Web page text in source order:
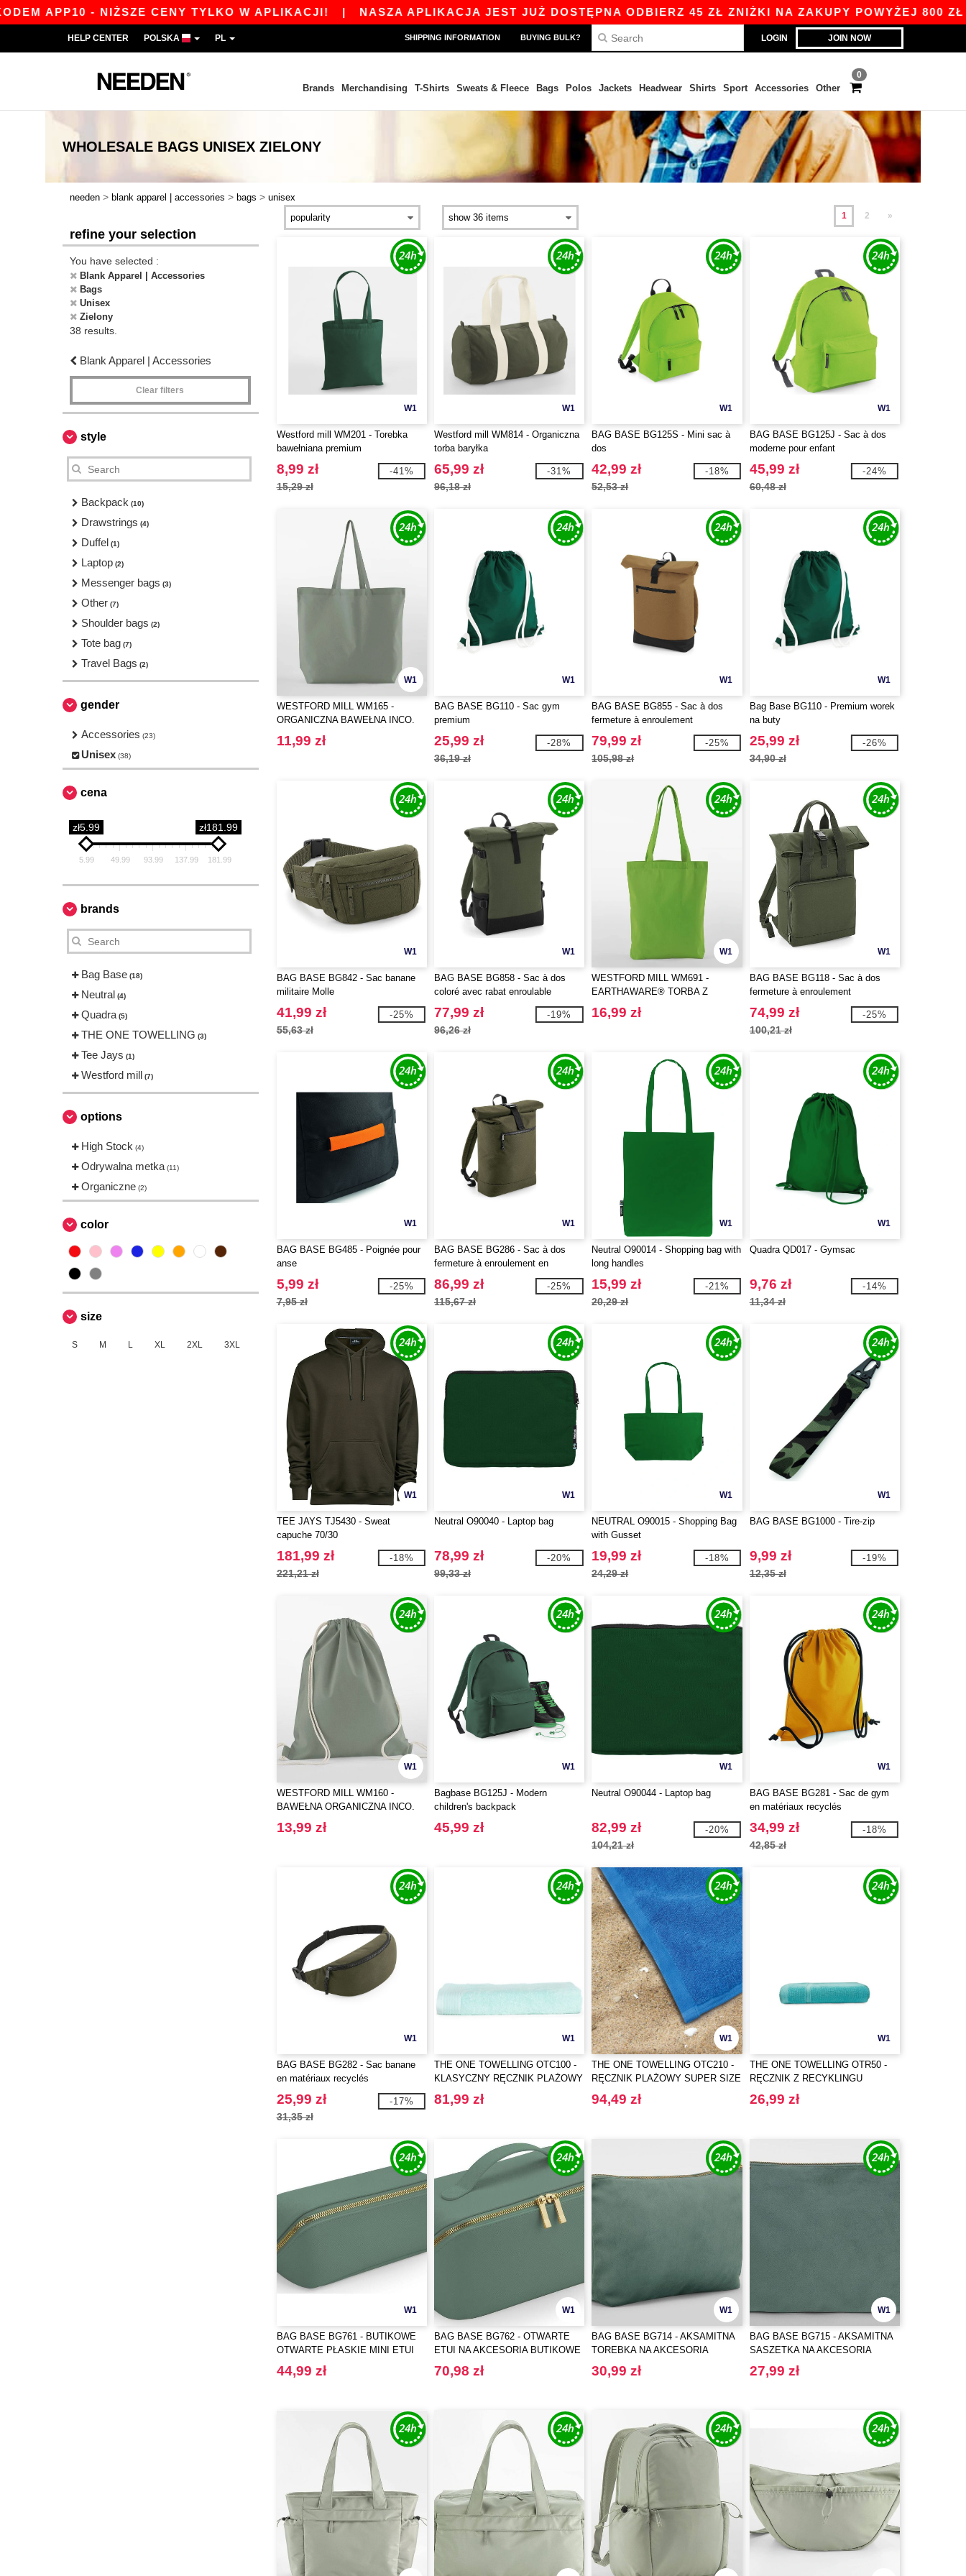
- NIŻSZE CENY TYLKO W APLIKACJI!|NASZA APLIKACJA JEST JUŻ DOSTĘPNA ODBIERZ 45 ZŁ ZNIŻKI NA ZAKUPY POWYŻEJ 800 ZŁ Z
LOGIN JOIN NOW
HELP CENTER POLSKA PL SHIPPING INFORMATION BUYING BULK?
0
Brands Merchandising T-Shirts Sweats & Fleece Bags Polos Jackets Headwear Shirts Sport Accessories Other
WHOLESALE BAGS UNISEX ZIELONY
needen > blank apparel | accessories > bags > unisex
refine your selection
You have selected :
Blank Apparel | Accessories
Bags
Unisex
Zielony
38 results.
Blank Apparel | Accessories
Clear filters
style
Backpack (10)
Drawstrings (4)
Duffel (1)
Laptop (2)
Messenger bags (3)
Other (7)
Shoulder bags (2)
Tote bag (7)
Travel Bags (2)
gender
Accessories (23)
Unisex (38)
cena
zł5.99 zł181.99
5.99 49.99 93.99 137.99 181.99
brands
Bag Base (18)
Neutral (4)
Quadra (5)
THE ONE TOWELLING (3)
Tee Jays (1)
Westford mill (7)
options
High Stock (4)
Odrywalna metka (11)
Organiczne (2)
color
size
S M L XL 2XL 3XL
1 2 »
W1
Westford mill WM201 - Torebka
bawełniana premium
8,99 zł
15,29 zł
-41%
W1
Westford mill WM814 - Organiczna
torba baryłka
65,99 zł
96,18 zł
-31%
W1
BAG BASE BG125S - Mini sac à
dos
42,99 zł
52,53 zł
-18%
W1
BAG BASE BG125J - Sac à dos
moderne pour enfant
45,99 zł
60,48 zł
-24%
W1
WESTFORD MILL WM165 -
ORGANICZNA BAWEŁNA INCO.
MAXI TORBA NA CAŁE ŻYCIE
11,99 zł
W1
BAG BASE BG110 - Sac gym
premium
25,99 zł
36,19 zł
-28%
W1
BAG BASE BG855 - Sac à dos
fermeture à enroulement
79,99 zł
105,98 zł
-25%
W1
Bag Base BG110 - Premium worek
na buty
25,99 zł
34,90 zł
-26%
W1
BAG BASE BG842 - Sac banane
militaire Molle
41,99 zł
55,63 zł
-25%
W1
BAG BASE BG858 - Sac à dos
coloré avec rabat enroulable
77,99 zł
96,26 zł
-19%
W1
WESTFORD MILL WM691 -
EARTHAWARE® TORBA Z
BAWEŁNY ORGANICZNEJ
16,99 zł
W1
BAG BASE BG118 - Sac à dos
fermeture à enroulement
74,99 zł
100,21 zł
-25%
W1
BAG BASE BG485 - Poignée pour
anse
5,99 zł
7,95 zł
-25%
W1
BAG BASE BG286 - Sac à dos
fermeture à enroulement en
matériaux recyclés
86,99 zł
115,67 zł
-25%
W1
Neutral O90014 - Shopping bag with
long handles
15,99 zł
20,29 zł
-21%
W1
Quadra QD017 - Gymsac
9,76 zł
11,34 zł
-14%
W1
TEE JAYS TJ5430 - Sweat
capuche 70/30
181,99 zł
221,21 zł
-18%
W1
Neutral O90040 - Laptop bag
78,99 zł
99,33 zł
-20%
W1
NEUTRAL O90015 - Shopping Bag
with Gusset
19,99 zł
24,29 zł
-18%
W1
BAG BASE BG1000 - Tire-zip
9,99 zł
12,35 zł
-19%
W1
WESTFORD MILL WM160 -
BAWEŁNA ORGANICZNA INCO.
WOREK NA RZECZY
13,99 zł
W1
Bagbase BG125J - Modern
children's backpack
45,99 zł
W1
Neutral O90044 - Laptop bag
82,99 zł
104,21 zł
-20%
W1
BAG BASE BG281 - Sac de gym
en matériaux recyclés
34,99 zł
42,85 zł
-18%
W1
BAG BASE BG282 - Sac banane
en matériaux recyclés
25,99 zł
31,35 zł
-17%
W1
THE ONE TOWELLING OTC100 -
KLASYCZNY RĘCZNIK PLAŻOWY
81,99 zł
W1
THE ONE TOWELLING OTC210 -
RĘCZNIK PLAŻOWY SUPER SIZE
94,49 zł
W1
THE ONE TOWELLING OTR50 -
RĘCZNIK Z RECYKLINGU
KLASYKA
26,99 zł
W1
BAG BASE BG761 - BUTIKOWE
OTWARTE PŁASKIE MINI ETUI
NA AKCESORIA
44,99 zł
W1
BAG BASE BG762 - OTWARTE
ETUI NA AKCESORIA BUTIKOWE
70,98 zł
W1
BAG BASE BG714 - AKSAMITNA
TOREBKA NA AKCESORIA
30,99 zł
W1
BAG BASE BG715 - AKSAMITNA
SASZETKA NA AKCESORIA
27,99 zł